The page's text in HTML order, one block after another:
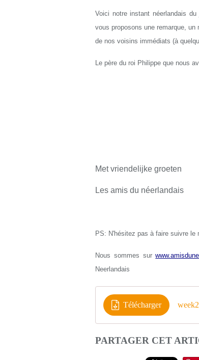
Voici notre instant néerlandais
vous proposons une remarque,
de nos voisins immédiats (à
Le père du roi Philippe que nous
Met vriendelijke groeten
Les amis du néerlandais
PS: N'hésitez pas à faire suivre le
Nous sommes sur
Neerlandais
Télécharger
PARTAGER CET